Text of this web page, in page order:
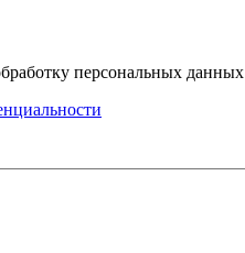
персональных данных